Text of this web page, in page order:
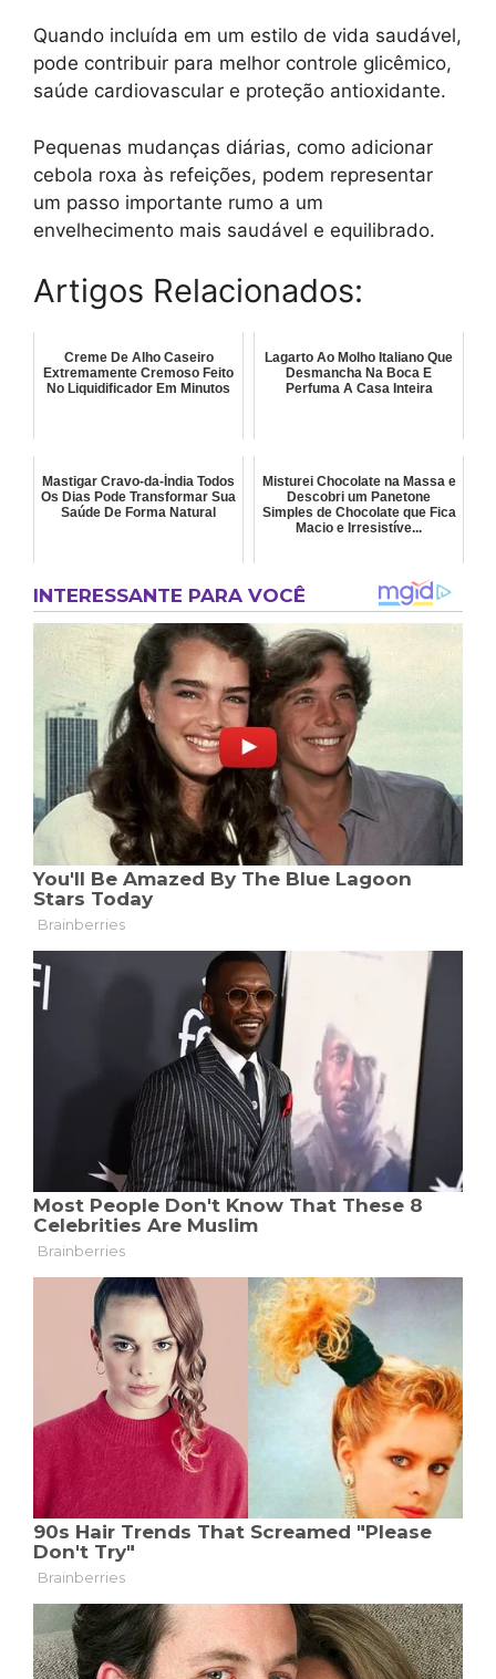
Quando incluída em um estilo de vida saudável,
pode contribuir para melhor controle glicêmico,
saúde cardiovascular e proteção antioxidante.
Pequenas mudanças diárias, como adicionar
cebola roxa às refeições, podem representar
um passo importante rumo a um
envelhecimento mais saudável e equilibrado.
Artigos Relacionados:
Creme De Alho Caseiro
Extremamente Cremoso Feito
No Liquidificador Em Minutos
Lagarto Ao Molho Italiano Que
Desmancha Na Boca E
Perfuma A Casa Inteira
Mastigar Cravo-da-Índia Todos
Os Dias Pode Transformar Sua
Saúde De Forma Natural
Misturei Chocolate na Massa e
Descobri um Panetone
Simples de Chocolate que Fica
Macio e Irresistíve...